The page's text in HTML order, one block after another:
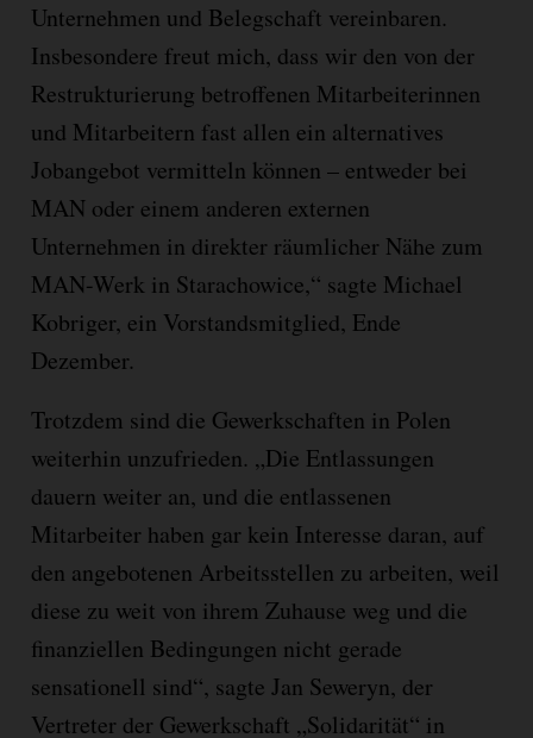
Unternehmen und Belegschaft vereinbaren.
Insbesondere freut mich, dass wir den von der
Restrukturierung betroffenen Mitarbeiterinnen
und Mitarbeitern fast allen ein alternatives
Jobangebot vermitteln können – entweder bei
MAN oder einem anderen externen
Unternehmen in direkter räumlicher Nähe zum
MAN-Werk in Starachowice,“ sagte Michael
Kobriger, ein Vorstandsmitglied, Ende
Dezember.
Trotzdem sind die Gewerkschaften in Polen
weiterhin unzufrieden. „Die Entlassungen
dauern weiter an, und die entlassenen
Mitarbeiter haben gar kein Interesse daran, auf
den angebotenen Arbeitsstellen zu arbeiten, weil
diese zu weit von ihrem Zuhause weg und die
finanziellen Bedingungen nicht gerade
sensationell sind“, sagte Jan Seweryn, der
Vertreter der Gewerkschaft „Solidarität“ in